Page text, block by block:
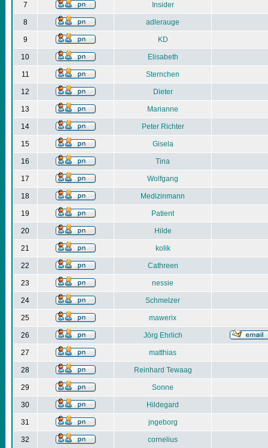
7 Insider
8 adlerauge
9 KD
10 Elisabeth
11 Sternchen
12 Dieter
13 Marianne
14 Peter Richter
15 Gisela
16 Tina
17 Wolfgang
18 Medizinmann
19 Patient
20 Hilde
21 kolik
22 Cathreen
23 nessie
24 Schmelzer
25 mawerix
26 Jörg Ehrlich
27 matthias
28 Reinhard Tewaag
29 Sonne
30 Hildegard
31 jngeborg
32 cornelius